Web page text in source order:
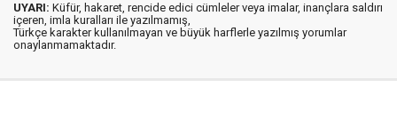
UYARI: Küfür, hakaret, rencide edici cümleler veya imalar, inançlara saldırı
içeren, imla kuralları ile yazılmamış,
Türkçe karakter kullanılmayan ve büyük harflerle yazılmış yorumlar
onaylanmamaktadır.